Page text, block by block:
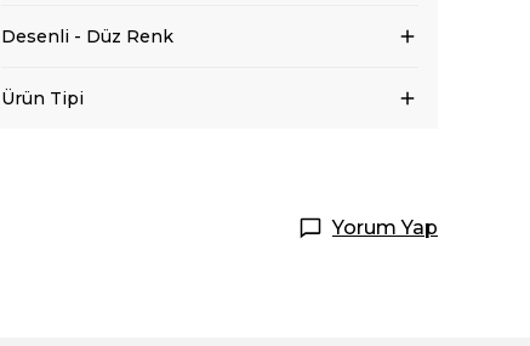
Desenli - Düz Renk
Ürün Tipi
Yorum Yap